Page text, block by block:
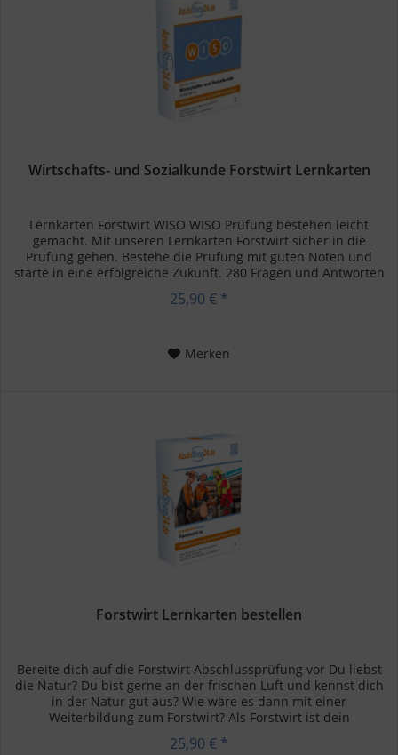
Wirtschafts- und Sozialkunde Forstwirt Lernkarten
Lernkarten Forstwirt WISO WISO Prüfung bestehen leicht
gemacht. Mit unseren Lernkarten Forstwirt sicher in die
Prüfung gehen. Bestehe die Prüfung mit guten Noten und
starte in eine erfolgreiche Zukunft. 280 Fragen und Antworten
Schnell...
25,90 € *
Merken
Forstwirt Lernkarten bestellen
Bereite dich auf die Forstwirt Abschlussprüfung vor Du liebst
die Natur? Du bist gerne an der frischen Luft und kennst dich
in der Natur gut aus? Wie wäre es dann mit einer
Weiterbildung zum Forstwirt? Als Forstwirt ist dein
Arbeitsplatz...
25,90 € *